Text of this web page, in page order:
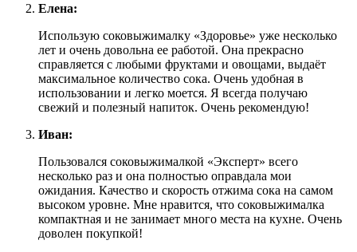
Елена:
Использую соковыжималку «Здоровье» уже несколько
лет и очень довольна ее работой. Она прекрасно
справляется с любыми фруктами и овощами, выдаёт
максимальное количество сока. Очень удобная в
использовании и легко моется. Я всегда получаю
свежий и полезный напиток. Очень рекомендую!
Иван:
Пользовался соковыжималкой «Эксперт» всего
несколько раз и она полностью оправдала мои
ожидания. Качество и скорость отжима сока на самом
высоком уровне. Мне нравится, что соковыжималка
компактная и не занимает много места на кухне. Очень
доволен покупкой!